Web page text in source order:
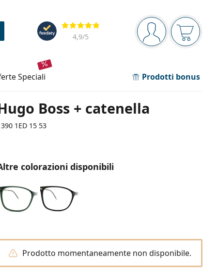
Barra di navigazione
sei connesso
Il
Valutazione
4,9/5
speciali Prodotti bonus
Boss + catenella
1ED 15 53
colorazioni disponibili
Prodotto momentaneamente non disponibile.